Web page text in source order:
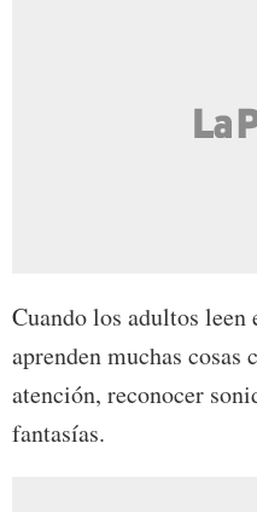
Cuando los adultos leen
aprenden muchas cosas
atención, reconocer
fantasías.